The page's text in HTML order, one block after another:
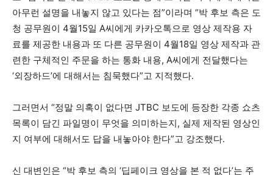
아무런 설명을 내놓지 않고 있다는 점”이라며 “박 후보 측은 도
청 공무원이 4월15일 A씨에게 카카오톡으로 영상 제작용 자
료를 제공한 내용과 또 다른 공무원이 4월18일 영상 제작과 관
련한 구체적인 주문을 하는 통화 내용, A씨에게 전달했다는
‘외장하드’에 대해서는 침묵했다”고 지적했다.
그러면서 “정말 의혹이 없다면 JTBC 보도에 등장한 각종 쇼츠
목록이 담긴 파일명이 무엇을 의미하는지, 실제 제작된 영상인
지 여부에 대해서도 답을 내놓아야 한다”고 강조했다.
신 대변인은 “박 후보 측의 ‘딥페이크 영상을 본 적 없다’는 주